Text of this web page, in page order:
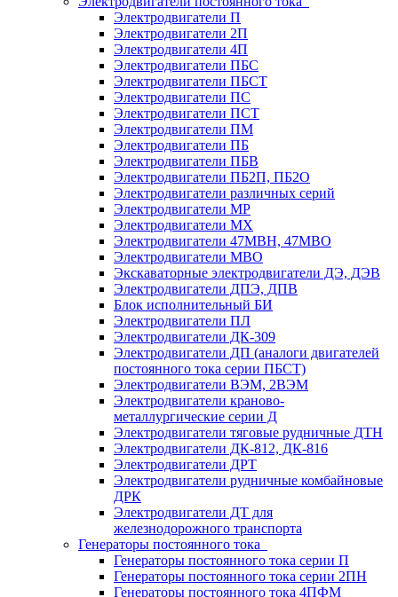
Электродвигатели П
Электродвигатели 2П
Электродвигатели 4П
Электродвигатели ПБС
Электродвигатели ПБСТ
Электродвигатели ПС
Электродвигатели ПСТ
Электродвигатели ПМ
Электродвигатели ПБ
Электродвигатели ПБВ
Электродвигатели ПБ2П, ПБ2О
Электродвигатели различных серий
Электродвигатели МР
Электродвигатели MX
Электродвигатели 47MBH, 47МВО
Электродвигатели MBO
Экскаваторные электродвигатели ДЭ, ДЭВ
Электродвигатели ДПЭ, ДПВ
Блок исполнительный БИ
Электродвигатели ПЛ
Электродвигатели ДК-309
Электродвигатели ДП (аналоги двигателей
постоянного тока серии ПБСТ)
Электродвигатели ВЭМ, 2ВЭМ
Электродвигатели краново-
металлургические серии Д
Электродвигатели тяговые рудничные ДТН
Электродвигатели ДК-812, ДК-816
Электродвигатели ДРТ
Электродвигатели рудничные комбайновые
ДРК
Электродвигатели ДТ для
железнодорожного транспорта
Генераторы постоянного тока
Генераторы постоянного тока серии П
Генераторы постоянного тока серии 2ПН
Генераторы постоянного тока 4ПФМ